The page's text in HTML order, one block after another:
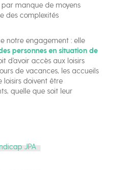
manque de moyens
des complexités
notre engagement : elle
personnes en situation de
d’avoir accès aux loisirs
de vacances, les accueils
loisirs doivent être
quelle que soit leur
JPA